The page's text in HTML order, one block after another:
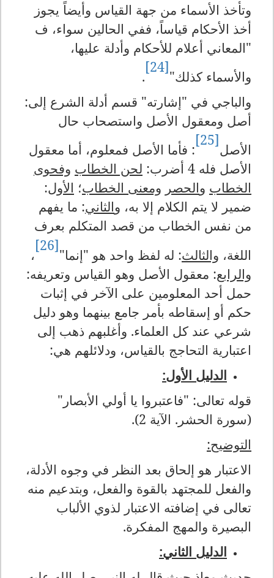
وتأخذ الأسماء من جهة القياس وأيضاً يجوز
أخذ الأحكام قياساً، ففي الحالين سواء، ف
"المعاني أعلام للأحكام وأدلة عليها،
والأسماء كذلك"
[24]
.
والباجي في "إشارته" قسم أدلة الشرع إلى:
أصل ومعقول الأصل واستصحاب حال
الأصل
[25]
: فأما الأصل فمعلوم، أما معقول
الأصل فله 4 أضرب:
لحن الخطاب وفحوى
الخطاب والحصر ومعنى الخطاب؛ الأول:
ضمير لا يتم الكلام إلا به، والثاني: ما يفهم
من نفس الخطاب من قصد المتكلم بعرف
اللغة، والثالث: له لفظ واحد هو "إنما"
[26]
،
والرابع: معقول الأصل وهو القياس وتعريفه:
حمل أحد المعلومين على الآخر في إثبات
حكم أو إسقاطه بأمر جامع بينهما وهو دليل
شرعي عند كل العلماء. وأغلبهم ذهب إلى
اعتبارية التحاجج بالقياس، ودلائلهم هي:
الدليل الأول:
قوله تعالى: "فاعتبروا يا أولي الأبصار"
(سورة الحشر. الآية 2).
التوضيح:
الاعتبار هو إلحاق بعد النظر في وجوه الأدلة،
والفعل للمجتهد بالقوة والفعل، وبتدعيم منه
تعالى في إضافته الاعتبار لذوي الألباب
البصيرة والمهج المفكرة.
الدليل الثاني: